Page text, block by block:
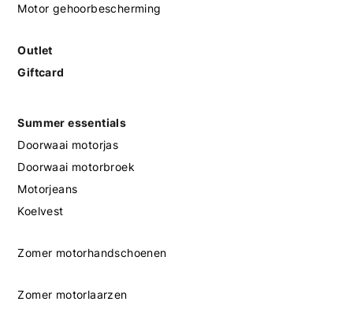
Motor gehoorbescherming
Outlet
Giftcard
Summer essentials
Doorwaai motorjas
Doorwaai motorbroek
Motorjeans
Koelvest
Zomer motorhandschoenen
Zomer motorlaarzen